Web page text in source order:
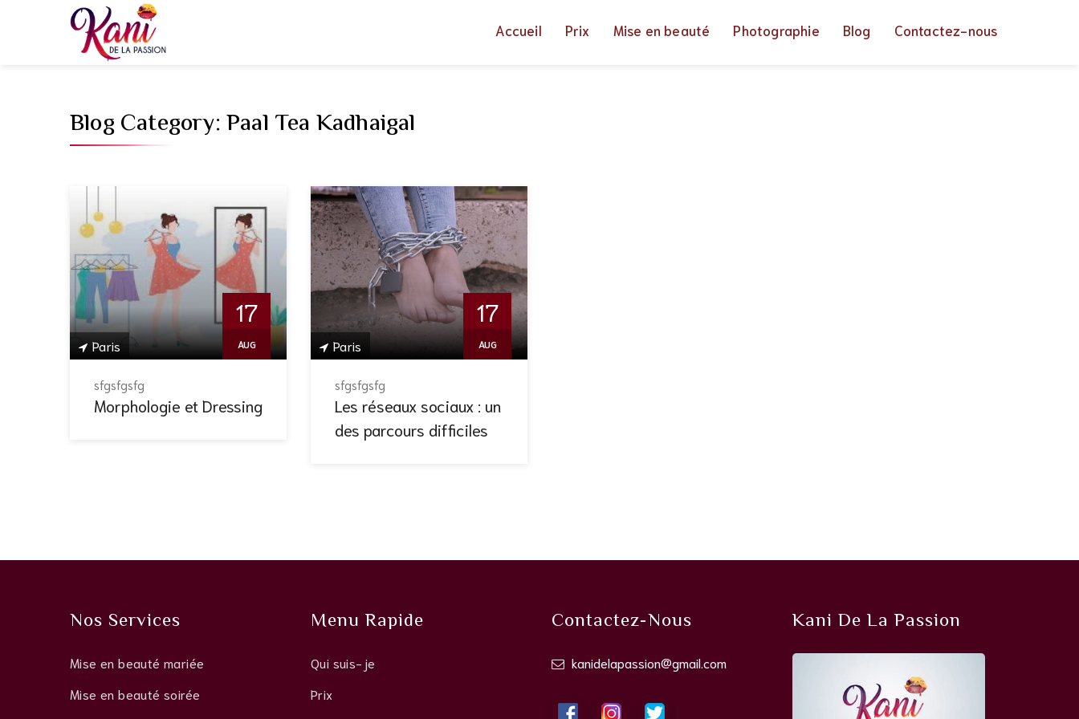
Accueil Prix Mise en beauté Photographie Blog Contactez-nous
Blog Category:Paal Tea Kadhaigal
Paris
17
AUG
sfgsfgsfg
Morphologie et Dressing
Paris
17
AUG
sfgsfgsfg
Les réseaux sociaux : un
des parcours difficiles
Nos Services
Mise en beauté mariée
Mise en beauté soirée
Menu Rapide
Qui suis-je
Prix
Contactez-Nous
kanidelapassion@gmail.com
Kani De La Passion